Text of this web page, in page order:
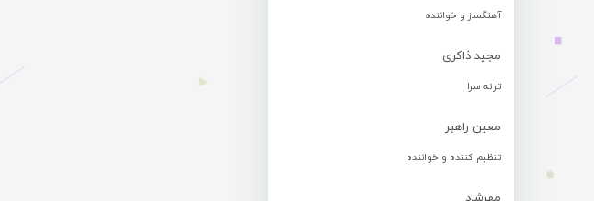
آهنگساز و خواننده
مجید ذاکری
ترانه سرا
معین راهبر
تنظیم کننده و خواننده